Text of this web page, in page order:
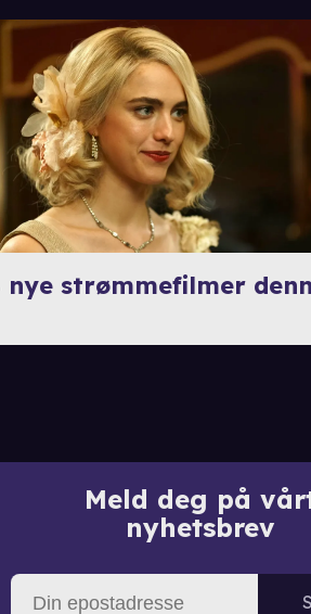
nye strømmefilmer
Meld deg på
nyhetsbrev